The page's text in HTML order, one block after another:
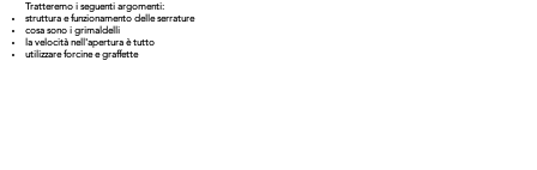
Tratteremo i seguenti argomenti:
struttura e funzionamento delle serrature
cosa sono i grimaldelli​
la velocità nell'apertura è tutto
​utilizzare forcine e graffette